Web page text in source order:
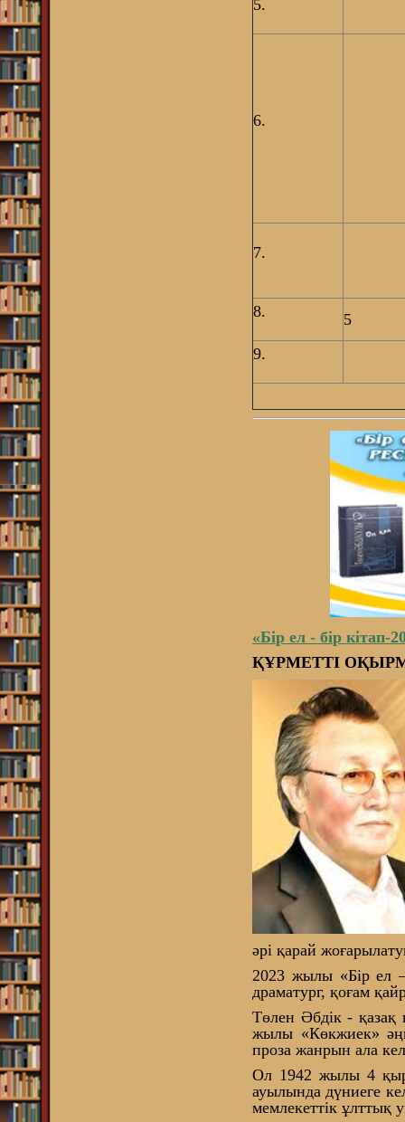
5.
6.
7.
8. 5
9.
«Бір ел - бір кітап-
ҚҰРМЕТТІ
әрі қарай
2023 жылы «Бір ел
драматург, қоғам
Төлен Әбдік - қазақ
жылы «Көкжиек»
проза жанрын ала
Ол 1942 жылы 4
ауылында дүниеге
мемлекеттік ұлттық